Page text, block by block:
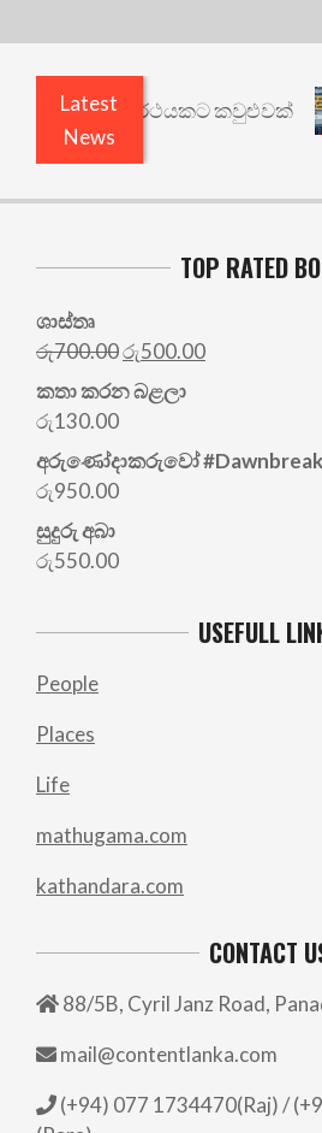
Latest
News
වෙනත් යථාර්ථයකට කවුළුවක්
TOP RATED
ශාස්තෘ
රු700.00Original
price
was:
රු500.00Current
කතා කරන බළලා
රු130.00
අරු‍ණෝදාකරුවෝ
රු950.00
සුදුරු අබා
රු550.00
USEFULL
People
Places
Life
mathugama.com
kathandara.com
CONTACT
88/5B, Cyril Janz Road,
mail@contentlanka.com
(+94) 077 1734470(Raj) /